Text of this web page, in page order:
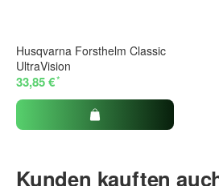
Husqvarna Forsthelm Classic
UltraVision
33,85 €*
Kunden kauften